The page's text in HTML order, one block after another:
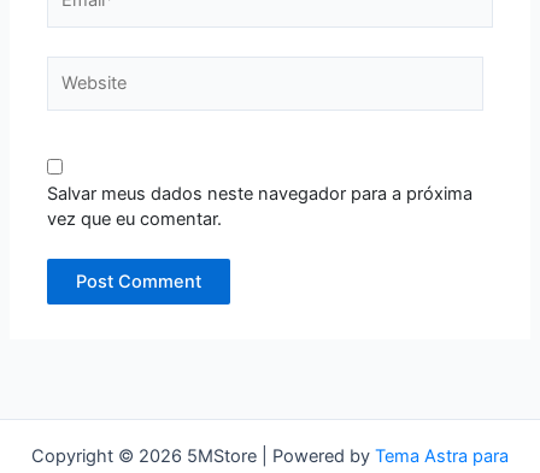
Salvar meus dados neste navegador para a próxima
vez que eu comentar.
Copyright © 2026 5MStore | Powered by Tema Astra para